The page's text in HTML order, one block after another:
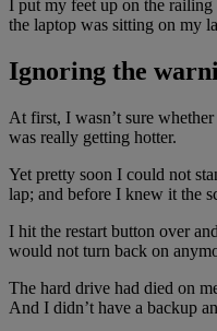
I put my feet up on the
the laptop was sitting on my
Ignoring the
At first, I wasn’t sure
was really getting hotter.
Yet pretty soon I could not
lap; and before I knew it the
I hit the restart button over
would not turn back on
The hard drive had died on
And I didn’t have a backup